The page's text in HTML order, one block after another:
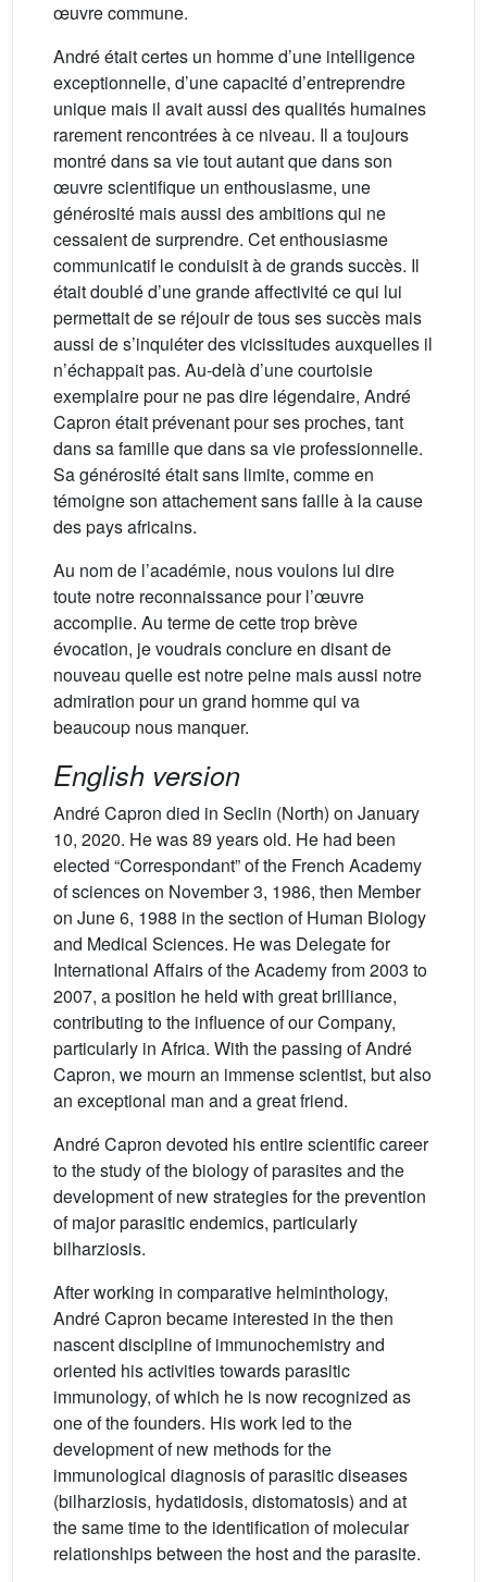
œuvre commune.
André était certes un homme d’une intelligence
exceptionnelle, d’une capacité d’entreprendre
unique mais il avait aussi des qualités humaines
rarement rencontrées à ce niveau. Il a toujours
montré dans sa vie tout autant que dans son
œuvre scientifique un enthousiasme, une
générosité mais aussi des ambitions qui ne
cessaient de surprendre. Cet enthousiasme
communicatif le conduisit à de grands succès. Il
était doublé d’une grande affectivité ce qui lui
permettait de se réjouir de tous ses succès mais
aussi de s’inquiéter des vicissitudes auxquelles il
n’échappait pas. Au-delà d’une courtoisie
exemplaire pour ne pas dire légendaire, André
Capron était prévenant pour ses proches, tant
dans sa famille que dans sa vie professionnelle.
Sa générosité était sans limite, comme en
témoigne son attachement sans faille à la cause
des pays africains.
Au nom de l’académie, nous voulons lui dire
toute notre reconnaissance pour l’œuvre
accomplie. Au terme de cette trop brève
évocation, je voudrais conclure en disant de
nouveau quelle est notre peine mais aussi notre
admiration pour un grand homme qui va
beaucoup nous manquer.
English version
André Capron died in Seclin (North) on January
10, 2020. He was 89 years old. He had been
elected “Correspondant” of the French Academy
of sciences on November 3, 1986, then Member
on June 6, 1988 in the section of Human Biology
and Medical Sciences. He was Delegate for
International Affairs of the Academy from 2003 to
2007, a position he held with great brilliance,
contributing to the influence of our Company,
particularly in Africa. With the passing of André
Capron, we mourn an immense scientist, but also
an exceptional man and a great friend.
André Capron devoted his entire scientific career
to the study of the biology of parasites and the
development of new strategies for the prevention
of major parasitic endemics, particularly
bilharziosis.
After working in comparative helminthology,
André Capron became interested in the then
nascent discipline of immunochemistry and
oriented his activities towards parasitic
immunology, of which he is now recognized as
one of the founders. His work led to the
development of new methods for the
immunological diagnosis of parasitic diseases
(bilharziosis, hydatidosis, distomatosis) and at
the same time to the identification of molecular
relationships between the host and the parasite.